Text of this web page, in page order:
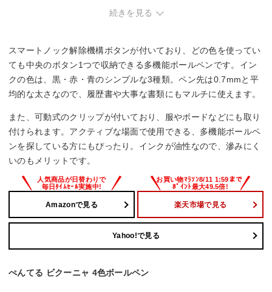
続きを見る
スマートノック解除機構ボタンが付いており、どの色を使ってい
ても中央のボタン1つで収納できる多機能ボールペンです。イン
クの色は、黒・赤・青のシンプルな3種類。ペン先は0.7mmと平
均的な太さなので、履歴書や大事な書類にもマルチに使えます。
また、可動式のクリップが付いており、服やボードなどにも取り
付けられます。アクティブな場面で使用できる、多機能ボールペ
ンを探している方にもぴったり。インクが油性なので、滲みにく
いのもメリットです。
Amazonで見る 楽天市場で見る
Yahoo!で見る
ぺんてる ビクーニャ 4色ボールペン